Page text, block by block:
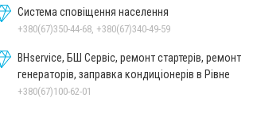
Система сповіщення населення
+380(67)350-44-68, +380(67)340-49-59
BHservice, БШ Сервіс, ремонт стартерів, ремонт
генераторів, заправка кондиціонерів в Рівне
+380(67)100-62-01